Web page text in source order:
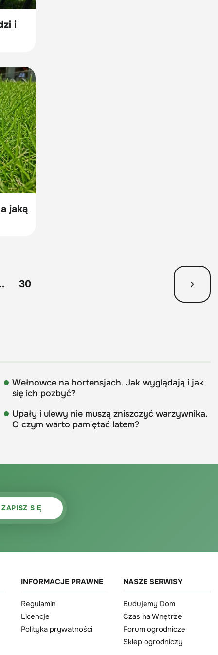
i
jaką
30
Wełnowce na hortensjach. Jak wyglądają i jak
się ich pozbyć?
Upały i ulewy nie muszą zniszczyć warzywnika.
O czym warto pamiętać latem?
INFORMACJE PRAWNE
Regulamin
Licencje
Polityka prywatności
NASZE SERWISY
Budujemy Dom
Czas na Wnętrze
Forum ogrodnicze
Sklep ogrodniczy